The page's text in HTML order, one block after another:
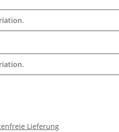
Lieferung